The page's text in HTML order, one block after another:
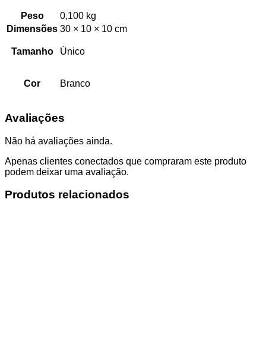
Peso
0,100 kg
Dimensões 30 × 10 × 10 cm
Tamanho Único
Cor Branco
Avaliações
Não há avaliações ainda.
Apenas clientes conectados que compraram este produto
podem deixar uma avaliação.
Produtos relacionados